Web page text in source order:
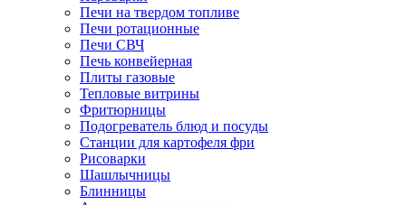
Печи на твердом топливе
Печи ротационные
Печи СВЧ
Печь конвейерная
Плиты газовые
Тепловые витрины
Фритюрницы
Подогреватель блюд и посуды
Станции для картофеля фри
Рисоварки
Шашлычницы
Блинницы